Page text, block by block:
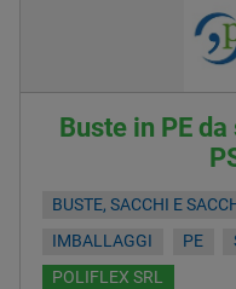
Buste in PE
BUSTE, SACCHI E
IMBALLAGGI
PE
POLIFLEX SRL